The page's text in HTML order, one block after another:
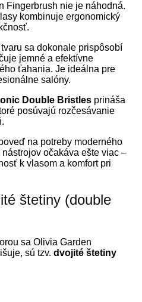
Fingerbrush nie je náhodná.
kombinuje ergonomický
sa dokonale prispôsobí
jemné a efektívne
ťahania. Je ideálna pre
salóny.
Double Bristles prináša
posúvajú rozčesávanie
na potreby moderného
očakáva ešte viac –
k vlasom a komfort pri
štetiny (double
sa Olivia Garden
sú tzv. dvojité štetiny